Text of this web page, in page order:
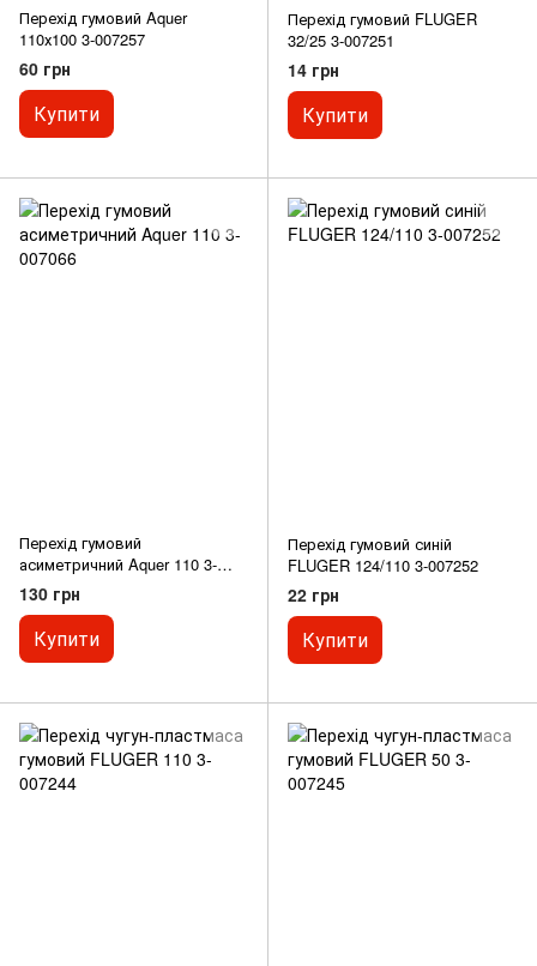
Перехід гумовий Aquer
110х100 3-007257
60 грн
Купити
Перехід гумовий FLUGER
32/25 3-007251
14 грн
Купити
Перехід гумовий
асиметричний Aquer 110 3-
007066
130 грн
Купити
Перехід гумовий синій
FLUGER 124/110 3-007252
22 грн
Купити